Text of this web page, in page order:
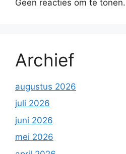
Geen reacties om te tonen.
Archief
augustus 2026
juli 2026
juni 2026
mei 2026